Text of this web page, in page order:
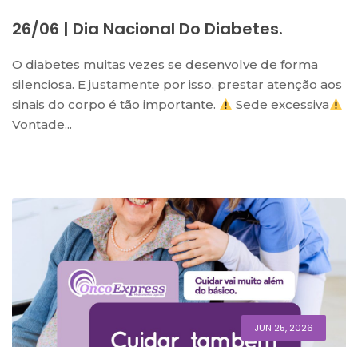
26/06 | Dia Nacional Do Diabetes.
O diabetes muitas vezes se desenvolve de forma
silenciosa. E justamente por isso, prestar atenção aos
sinais do corpo é tão importante.
Sede excessiva
Vontade...
JUN 25, 2026